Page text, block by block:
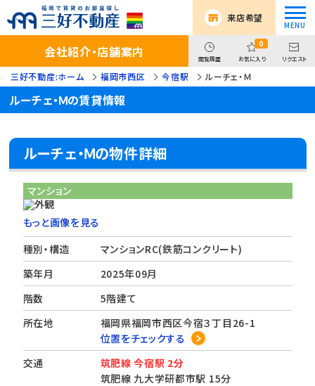
来店希望
会社紹介・店舗案内 閲覧履歴
0
お気に入り リクエスト
三好不動産:ホーム 福岡市西区 今宿駅 ルーチェ・Ｍ
ルーチェ・Ｍの賃貸情報
ルーチェ・Ｍの物件詳細
マンション
もっと画像を見る
種別・構造
マンションRC(鉄筋コンクリート)
築年月
2025年09月
階数
5階建て
所在地
福岡県福岡市西区今宿３丁目26-1
位置をチェックする
交通
筑肥線 今宿駅 2分
筑肥線 九大学研都市駅 15分